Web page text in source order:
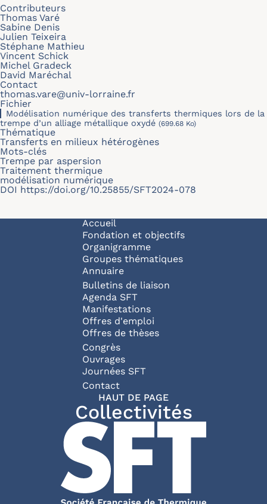
Contributeurs
Thomas Varé
Sabine Denis
Julien Teixeira
Stéphane Mathieu
Vincent Schick
Michel Gradeck
David Maréchal
Contact
thomas.vare@univ-lorraine.fr
Fichier
Modélisation numérique des transferts thermiques lors de la
trempe d’un alliage métallique oxydé (699.68 Ko)
Thématique
Transferts en milieux hétérogènes
Mots-clés
Trempe par aspersion
Traitement thermique
modélisation numérique
DOI https://doi.org/10.25855/SFT2024-078
Navigation principale
Accueil
Fondation et objectifs
Organigramme
Groupes thématiques
Annuaire
Bulletins de liaison
Agenda SFT
Manifestations
Offres d'emploi
Offres de thèses
Congrès
Ouvrages
Journées SFT
Pied de page
Contact
HAUT DE PAGE
Collectivités